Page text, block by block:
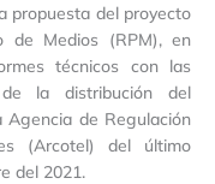
propuesta del proyecto
de Medios (RPM), en
técnicos con las
de la distribución del
Agencia de Regulación
(Arcotel) del último
del 2021.